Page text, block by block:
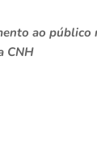
ao público
CNH